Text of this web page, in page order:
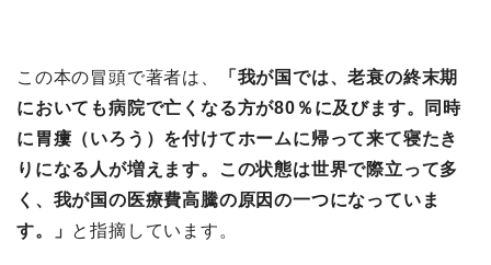
この本の冒頭で著者は、
「我が国では、老衰の終末期
においても病院で亡くなる方が80％に及びます。同時
に胃瘻（いろう）を付けてホームに帰って来て寝たき
りになる人が増えます。この状態は世界で際立って多
く、我が国の医療費高騰の原因の一つになっていま
す。」 と指摘しています。